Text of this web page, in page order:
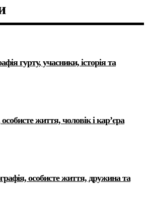
гурту, учасники, історія та
життя, чоловік і кар’єра
особисте життя, дружина та